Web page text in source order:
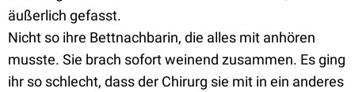
äußerlich gefasst.
Nicht so ihre Bettnachbarin, die alles mit anhören
musste. Sie brach sofort weinend zusammen. Es ging
ihr so schlecht, dass der Chirurg sie mit in ein anderes